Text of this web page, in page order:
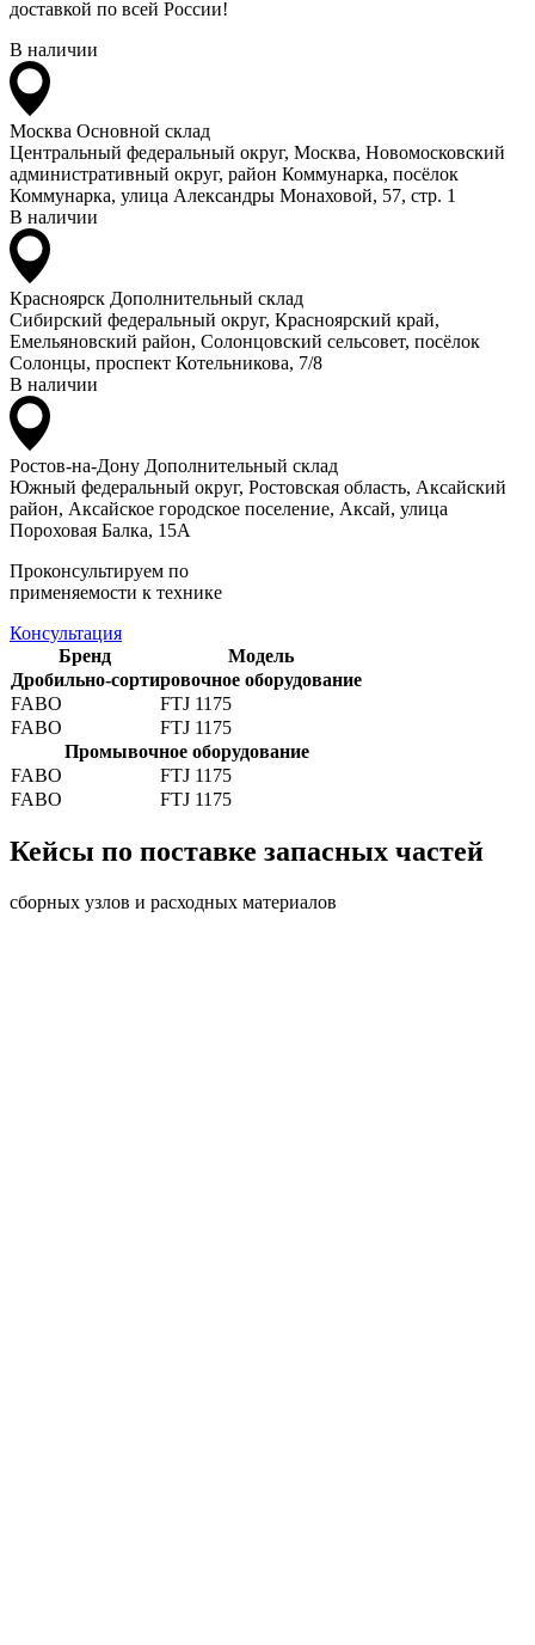
доставкой по всей России!
В наличии
Москва Основной склад
Центральный федеральный округ, Москва, Новомосковский
административный округ, район Коммунарка, посёлок
Коммунарка, улица Александры Монаховой, 57, стр. 1
В наличии
Красноярск Дополнительный склад
Сибирский федеральный округ, Красноярский край,
Емельяновский район, Солонцовский сельсовет, посёлок
Солонцы, проспект Котельникова, 7/8
В наличии
Ростов-на-Дону Дополнительный склад
Южный федеральный округ, Ростовская область, Аксайский
район, Аксайское городское поселение, Аксай, улица
Пороховая Балка, 15А
Проконсультируем по
применяемости к технике
Консультация
Бренд
Модель
Дробильно-сортировочное оборудование
FABO
FTJ 1175
FABO
FTJ 1175
Промывочное оборудование
FABO
FTJ 1175
FABO
FTJ 1175
Кейсы по поставке запасных частей
сборных узлов и расходных материалов